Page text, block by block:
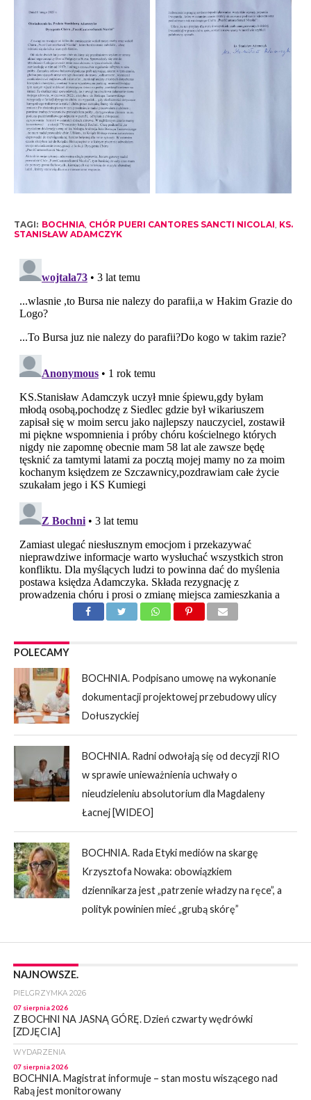
TAGI: BOCHNIA, CHÓR PUERI CANTORES SANCTI NICOLAI, KS.
STANISŁAW ADAMCZYK
POLECAMY
BOCHNIA. Podpisano umowę na wykonanie
dokumentacji projektowej przebudowy ulicy
Dołuszyckiej
BOCHNIA. Radni odwołają się od decyzji RIO
w sprawie unieważnienia uchwały o
nieudzieleniu absolutorium dla Magdaleny
Łacnej [WIDEO]
BOCHNIA. Rada Etyki mediów na skargę
Krzysztofa Nowaka: obowiązkiem
dziennikarza jest „patrzenie władzy na ręce”, a
polityk powinien mieć „grubą skórę”
NAJNOWSZE.
PIELGRZYMKA 2026
07 sierpnia 2026
Z BOCHNI NA JASNĄ GÓRĘ. Dzień czwarty wędrówki
[ZDJĘCIA]
WYDARZENIA
07 sierpnia 2026
BOCHNIA. Magistrat informuje – stan mostu wiszącego nad
Rabą jest monitorowany